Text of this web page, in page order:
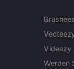
Videezy
Werden